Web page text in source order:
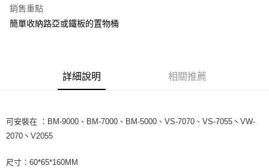
醒簡訊。
2.透過簡訊連結打開帳單後，可選擇「超商條碼／台灣大直營門市／銀行轉
用戶於交易時，得透過本服務購買商品或服務，並由商店將買賣／分期付款
由本公司與您本人進行分期帳單所需資料之確認、核對及更正。
【「AFTEE先享後付」結帳流程】
結帳頁面，進行簡訊認證並確認金額後，即可完成結帳。
※ 請注意：結帳手續完成當下不需立刻繳費，但若您需要取消訂單，請聯絡
購買商品的店家。未經商家同意取消之訂單仍視為有效，需透過AFTEE先享
後付繳納相關費用。
客戶支援中心」https://netprotections.freshdesk.com/support/home
全家取貨付款
每筆NT$60，滿NT$1,200(含以上)免運費
付款後7-11取貨
每筆NT$60，滿NT$1,200(含以上)免運費
一般宅配（門市自取請勿下單，請聯繫客服）
銷售重點
簡單收納路亞或鐵板的置物桶
詳細說明 相關推薦
可安裝在 ：BM-9000、BM-7000、BM-5000、VS-7070、VS-7055丶VW-
2070丶V2055
尺寸：60*65*160MM